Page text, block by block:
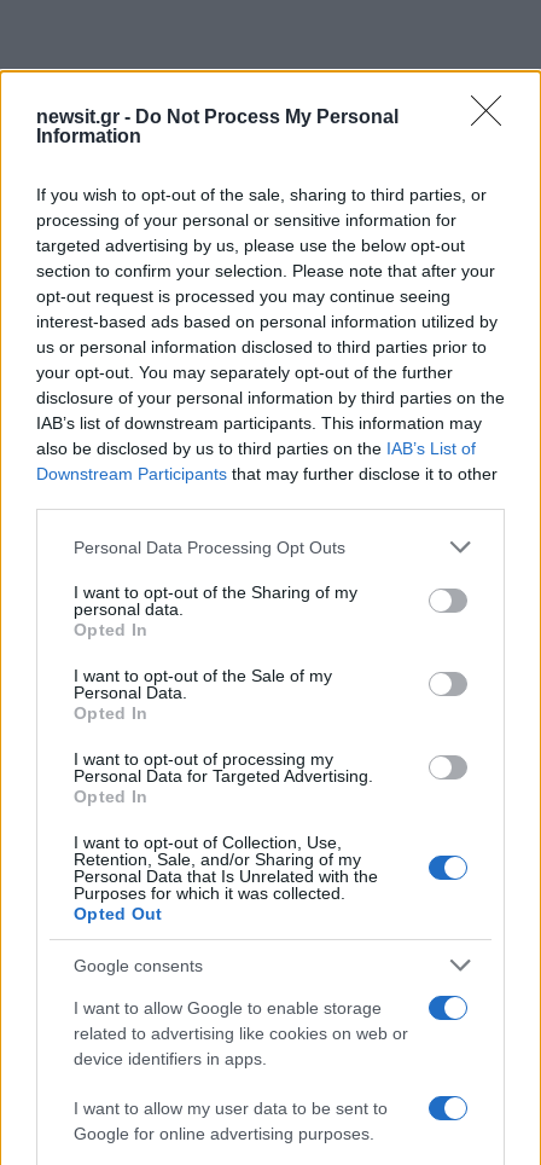
newsit.gr - Do Not Process My Personal
Information
If you wish to opt-out of the sale, sharing to third parties, or
processing of your personal or sensitive information for
targeted advertising by us, please use the below opt-out
section to confirm your selection. Please note that after your
opt-out request is processed you may continue seeing
interest-based ads based on personal information utilized by
us or personal information disclosed to third parties prior to
your opt-out. You may separately opt-out of the further
disclosure of your personal information by third parties on the
IAB’s list of downstream participants. This information may
also be disclosed by us to third parties on the IAB’s List of
Downstream Participants that may further disclose it to other
Please note that this website/app uses one or more Google
not limited to your visit or usage behaviour. You may click to
grant or deny consent to Google and its third-party tags to
use your data for below specified purposes in below Google
consent section.
Personal Data Processing Opt Outs
I want to opt-out of the Sharing of my
personal data.
Opted In
I want to opt-out of the Sale of my
Personal Data.
Opted In
I want to opt-out of processing my
Personal Data for Targeted Advertising.
Opted In
I want to opt-out of Collection, Use,
Retention, Sale, and/or Sharing of my
Personal Data that Is Unrelated with the
Purposes for which it was collected.
Opted Out
Google consents
I want to allow Google to enable storage
related to advertising like cookies on web or
device identifiers in apps.
I want to allow my user data to be sent to
Google for online advertising purposes.
Σχόλια
Όροι Χρήσης . Το site προστατεύεται από reCAPTCHA, ισχύουν
Πολιτική Απορρήτου&Όροι Χρήσης
Αθλητικά
EUROPA LEAGUE
ΑΕΚ
Αν τα χάσατε
ΠΑΟΚ: Με μοναδικό
απόντα τον Δημήτρη
Πέλκα η αποστολή του
«Δικεφάλου του Βορρά»
για το ματς με την Μακάμπι
Τελ Αβίβ
Ολυμπιακός: Χωρίς
και αρκετούς
αποστολή για τον
του Κυπέλλου